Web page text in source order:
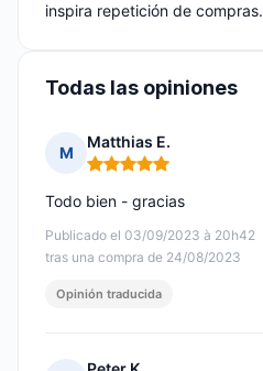
inspira repetición de compras.
Todas las opiniones
M
Matthias E.
Nota: 5 de 5
Publicado el 03/09/2023 à 20h42
tras una compra de 24/08/2023
Todo bien - gracias
Opinión traducida